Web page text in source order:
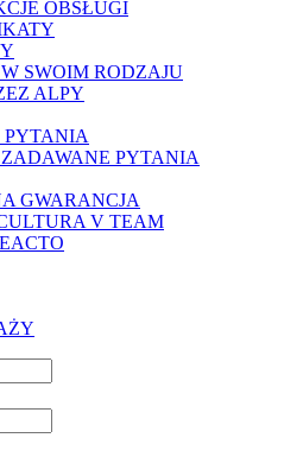
OBSŁUGI
SWOIM RODZAJU
ALPY
PYTANIA
PYTANIA
GWARANCJA
V TEAM